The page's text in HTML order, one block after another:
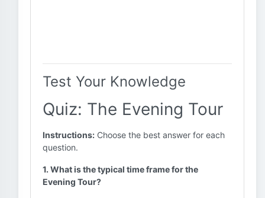
Test Your Knowledge
Quiz: The Evening Tour
Instructions: Choose the best answer for each
question.
1. What is the typical time frame for the
Evening Tour?